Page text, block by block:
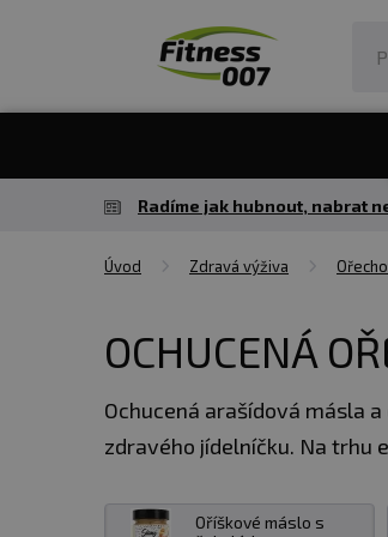
Radíme jak hubnout, nabrat
Úvod Zdravá výživa
OCHUCENÁ
Ochucená arašídová másla
zdravého jídelníčku. Na trhu
Oříškové máslo s